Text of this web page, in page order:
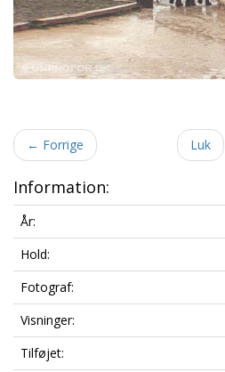
← Forrige Luk
Information:
År:
Hold:
Fotograf:
Visninger:
Tilføjet: